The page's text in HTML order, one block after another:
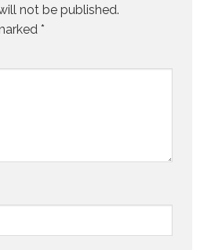
not be published.
*